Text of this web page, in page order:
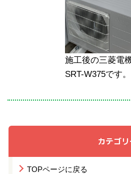
カテゴ
TOPページに戻る
施工後の三菱電
SRT-W375です。